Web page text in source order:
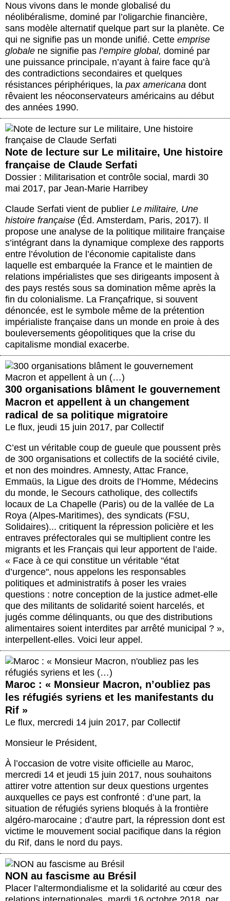
Nous vivons dans le monde globalisé du
néolibéralisme, dominé par l’oligarchie financière,
sans modèle alternatif quelque part sur la planète. Ce
qui ne signifie pas un monde unifié. Cette emprise
globale ne signifie pas l’empire global, dominé par
une puissance principale, n’ayant à faire face qu’à
des contradictions secondaires et quelques
résistances périphériques, la pax americana dont
rêvaient les néoconservateurs américains au début
des années 1990.
Note de lecture sur Le militaire, Une histoire
française de Claude Serfati
Dossier : Militarisation et contrôle social , mardi 30
mai 2017, par Jean-Marie Harribey
Claude Serfati vient de publier Le militaire, Une
histoire française (Éd. Amsterdam, Paris, 2017). Il
propose une analyse de la politique militaire française
s’intégrant dans la dynamique complexe des rapports
entre l’évolution de l’économie capitaliste dans
laquelle est embarquée la France et le maintien de
relations impérialistes que ses dirigeants imposent à
des pays restés sous sa domination même après la
fin du colonialisme. La Françafrique, si souvent
dénoncée, est le symbole même de la prétention
impérialiste française dans un monde en proie à des
bouleversements géopolitiques que la crise du
capitalisme mondial exacerbe.
300 organisations blâment le gouvernement
Macron et appellent à un changement
radical de sa politique migratoire
Le flux, jeudi 15 juin 2017, par Collectif
C’est un véritable coup de gueule que poussent près
de 300 organisations et collectifs de la société civile,
et non des moindres. Amnesty, Attac France,
Emmaüs, la Ligue des droits de l’Homme, Médecins
du monde, le Secours catholique, des collectifs
locaux de La Chapelle (Paris) ou de la vallée de La
Roya (Alpes-Maritimes), des syndicats (FSU,
Solidaires)... critiquent la répression policière et les
entraves préfectorales qui se multiplient contre les
migrants et les Français qui leur apportent de l’aide.
« Face à ce qui constitue un véritable "état
d’urgence", nous appelons les responsables
politiques et administratifs à poser les vraies
questions : notre conception de la justice admet-elle
que des militants de solidarité soient harcelés, et
jugés comme délinquants, ou que des distributions
alimentaires soient interdites par arrêté municipal ? »,
interpellent-elles. Voici leur appel.
Maroc : « Monsieur Macron, n’oubliez pas
les réfugiés syriens et les manifestants du
Rif »
Le flux, mercredi 14 juin 2017, par Collectif
Monsieur le Président,
À l’occasion de votre visite officielle au Maroc,
mercredi 14 et jeudi 15 juin 2017, nous souhaitons
attirer votre attention sur deux questions urgentes
auxquelles ce pays est confronté : d’une part, la
situation de réfugiés syriens bloqués à la frontière
algéro-marocaine ; d’autre part, la répression dont est
victime le mouvement social pacifique dans la région
du Rif, dans le nord du pays.
NON au fascisme au Brésil
Placer l’altermondialisme et la solidarité au cœur des